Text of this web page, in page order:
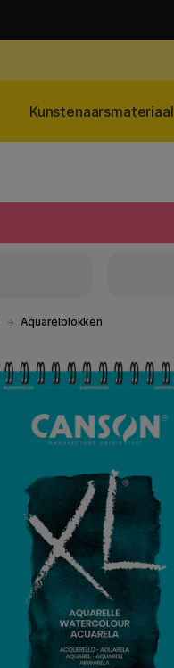
Kunstenaarsmateriaal
Aquarelblokken